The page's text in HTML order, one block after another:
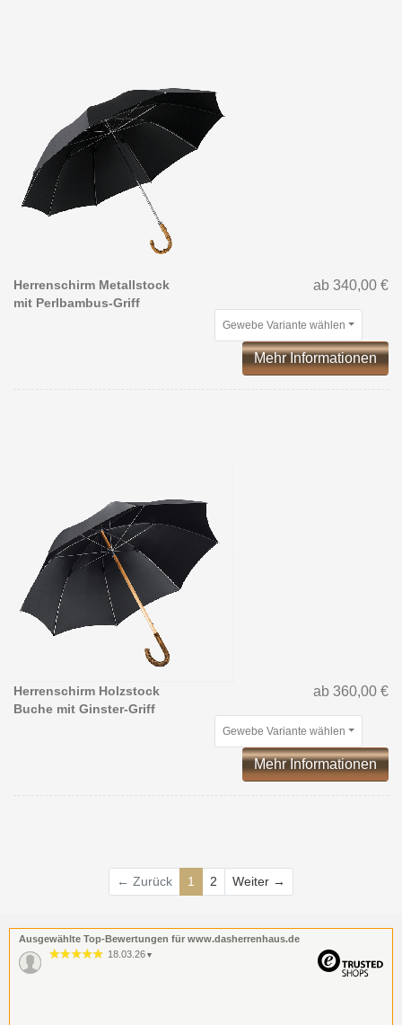
Herrenschirm Metallstock
mit Perlbambus-Griff
ab 340,00 €
Gewebe Variante wählen
Mehr Informationen
Herrenschirm Holzstock
Buche mit Ginster-Griff
ab 360,00 €
Gewebe Variante wählen
Mehr Informationen
← Zurück 1 2 Weiter →
Ausgewählte Top-Bewertungen für www.dasherrenhaus.de
18.03.26 ▼